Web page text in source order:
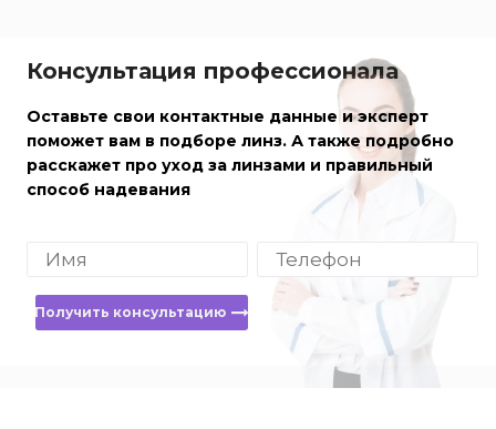
Консультация профессионала
Оставьте свои контактные данные и эксперт
поможет вам в подборе линз. А также подробно
расскажет про уход за линзами и правильный
способ надевания
Получить консультацию